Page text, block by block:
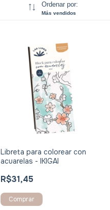
Ordenar por:
Más vendidos
Libreta para colorear con
acuarelas - IKIGAI
R$31,45